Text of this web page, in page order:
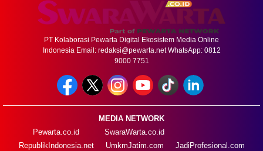
PT Kolaborasi Pewarta Digital Ekosistem Media Online
Indonesia Email: redaksi@pewarta.netWhatsApp: 0812
9000 7751
MEDIA NETWORK
Pewarta.co.id
RepublikIndonesia.net
SwaraWarta.co.id
UmkmJatim.com
JadiProfesional.com